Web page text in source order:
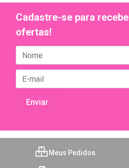
Cadastre-se para
ofertas!
Meus Pedidos